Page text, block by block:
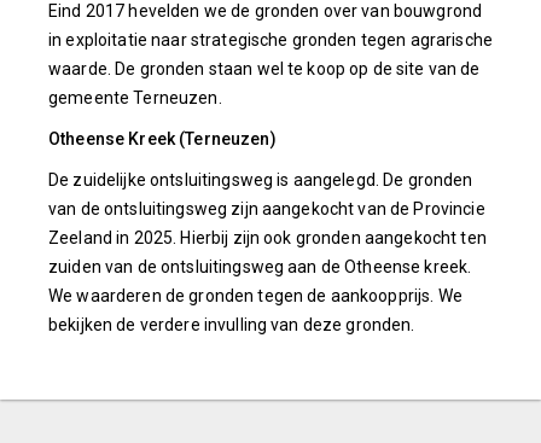
Eind 2017 hevelden we de gronden over van bouwgrond
in exploitatie naar strategische gronden tegen agrarische
waarde. De gronden staan wel te koop op de site van de
gemeente Terneuzen.
Otheense Kreek (Terneuzen)
De zuidelijke ontsluitingsweg is aangelegd. De gronden
van de ontsluitingsweg zijn aangekocht van de Provincie
Zeeland in 2025. Hierbij zijn ook gronden aangekocht ten
zuiden van de ontsluitingsweg aan de Otheense kreek.
We waarderen de gronden tegen de aankoopprijs. We
bekijken de verdere invulling van deze gronden.